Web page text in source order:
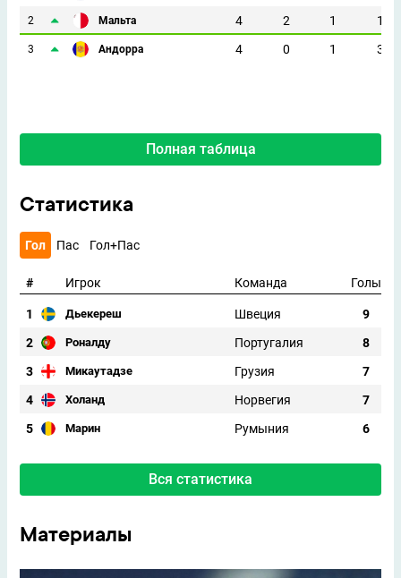
Материалы
2 Мальта
3 Андорра
4
2 1
1
4
0 1 3
Полная таблица
Статистика
Гол Пас Гол+Пас
# Игрок Команда Голы
1 Дьекереш Швеция
9
2
Роналду Португалия
8
3
Микаутадзе Грузия
7
4
Холанд Норвегия
7
5
Марин Румыния 6
Вся статистика